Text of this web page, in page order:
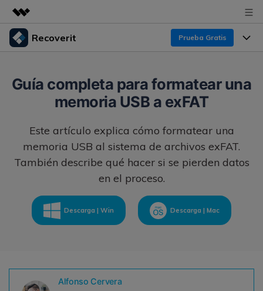
Productos destacados
Utilidades
Empresas
Sala de prensa
Soporte
Recoverit Prueba Gratis
Líder en recuperación para Windows
Recoverit para Mac
Recuperar de Unidades
Recuperar Medios Borrados
Soluciones de Recuperación Exclusivas
Recuperar Documentos
VER TODAS LAS FUNCIONES
Experto en Recuperación de Datos
Guía completa para formatear una
memoria USB a exFAT
Este artículo explica cómo formatear una
memoria USB al sistema de archivos exFAT.
También describe qué hacer si se pierden datos
en el proceso.
Descarga | Win Descarga | Mac
Alfonso Cervera